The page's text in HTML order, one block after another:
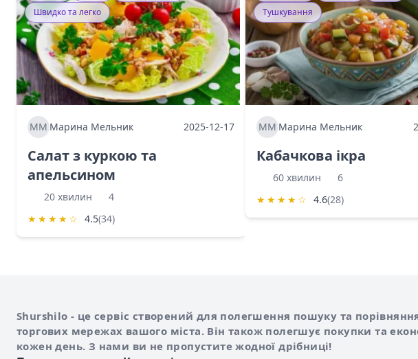
Швидко та легко
ММ Марина Мельник 2025-12-17
Салат з куркою та
апельсином
20 хвилин
4
★ ★ ★ ★ ☆ 4.5(34)
Тушкування
ММ Марина Мельник
Кабачкова ікра
60 хвилин
6
★ ★ ★ ★ ☆ 4.6(28)
Про сервіс Shurshilo
Shurshilo - це сервіс створений для полегшення пошуку та
торгових мережах вашого міста. Він також полегшує покупки та
кожен день. З нами ви не пропустите жодної дрібниці!